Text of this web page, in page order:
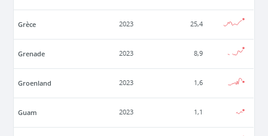
Grèce 2023 25,4
Grenade 2023 8,9
Groenland 2023 1,6
Guam 2023 1,1